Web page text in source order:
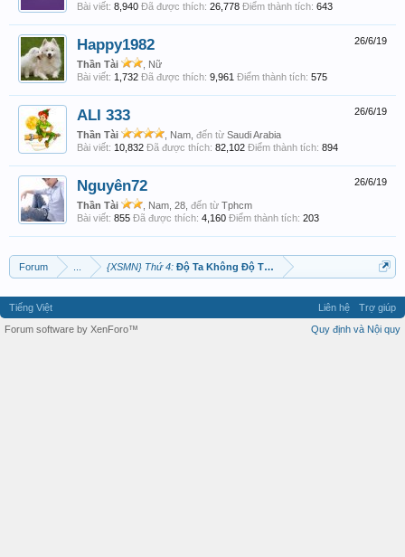
Bài viết: 8,940 Đã được thích: 26,778 Điểm thành tích: 643
26/6/19
Happy1982
Thần Tài
, Nữ
Bài viết: 1,732 Đã được thích: 9,961 Điểm thành tích: 575
26/6/19
ALI 333
Thần Tài , Nam, đến từ Saudi Arabia
Bài viết: 10,832 Đã được thích: 82,102 Điểm thành tích: 894
26/6/19
Nguyên72
Thần Tài , Nam, 28, đến từ Tphcm
Bài viết: 855 Đã được thích: 4,160 Điểm thành tích: 203
Forum {XSMN} Thứ 4: Độ Ta Không Độ Thầu...
Tiếng Việt Liên hệ
Trợ giúp
Quy định và Nội quy
Forum software by XenForo™